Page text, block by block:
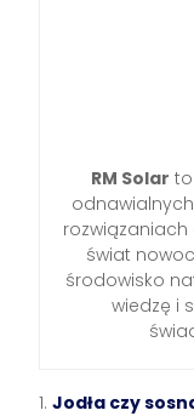
RM Solar
rozwiązaniach
świat
środowisko
wiedzę i
Jodła czy